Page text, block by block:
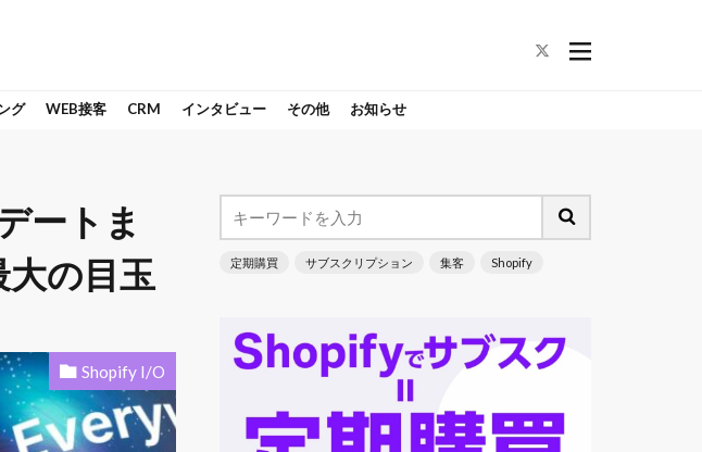
グ WEB接客 CRM インタビュー その他 お知らせ
ートま
の目玉
Shopify I/O
定期購買 サブスクリプション 集客 Shopify